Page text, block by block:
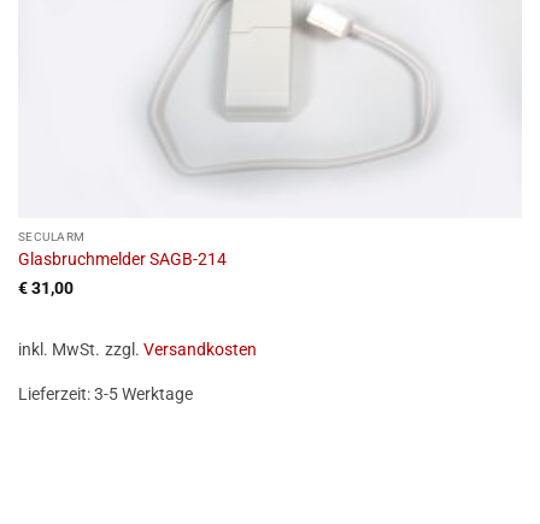
SECULARM
Glasbruchmelder SAGB-214
€31,00
inkl. MwSt. zzgl. Versandkosten
Lieferzeit:3-5 Werktage